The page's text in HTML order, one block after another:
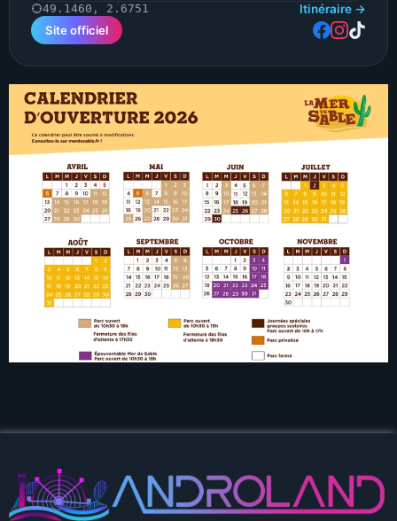
49.1460, 2.6751
Itinéraire →
Site officiel